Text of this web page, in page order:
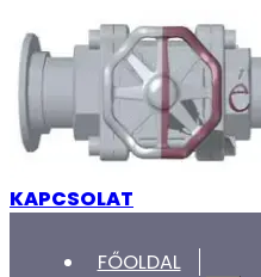
KAPCSOLAT
FŐOLDAL